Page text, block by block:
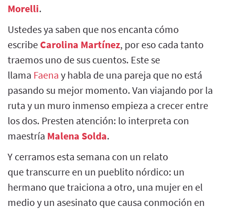
Morelli.
Ustedes ya saben que nos encanta cómo
escribe Carolina Martínez, por eso cada tanto
traemos uno de sus cuentos. Este se
llama Faena y habla de una pareja que no está
pasando su mejor momento. Van viajando por la
ruta y un muro inmenso empieza a crecer entre
los dos. Presten atención: lo interpreta con
maestría Malena Solda.
Y cerramos esta semana con un relato
que transcurre en un pueblito nórdico: un
hermano que traiciona a otro, una mujer en el
medio y un asesinato que causa conmoción en